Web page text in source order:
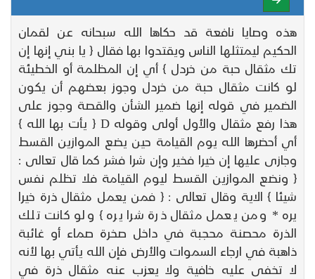
هذه وصايا نافعة قد حكاها الله سبحانه عن لقمان
الحكيم ليمتثلها الناس ويقتدوا بها فقال { يا بني إنها إن
تك مثقال حبة من خردل } أي إن المظلمة أو الخطيئة
لو كانت مثقال حبة من خردل وجوز بعضهم أن يكون
الضمير في قوله إنها ضمير الشأن والقصة وجوز على
هذا رفع مثقال والأول أولى وقوله D { يأت بها الله }
أي أحضرها الله يوم القيامة حين يضع الموازين القسط
وجازى عليها إن خيرا فخير وإن شرا فشر كما قال تعالى :
{ ونضع الموازين القسط ليوم القيامة فلا تظلم نفس
شيئا } الاية وقال تعالى : { فمن يعمل مثقال ذرة خيرا
يره * ومن يعمل مثقال ذرة شرا يره } ولو كانت تلك
الذرة محصنة محجبة في داخل صخرة صماء أو غائبة
ذاهبة في ارجاء السموات والأرض فإن الله يأتي بها لأنه
لا تخفى عليه خافية ولا يعزب عنه مثقال ذرة في